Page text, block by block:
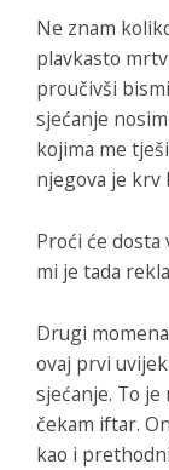
Ne znam
plavkasto
proučivši
sjećanje
kojima me
njegova je krv
Proći će
mi je tada
Drugi
ovaj prvi
sjećanje. To je
čekam iftar.
kao i